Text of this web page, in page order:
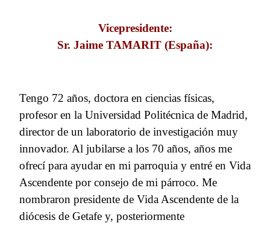
Vicepresidente:
Sr. Jaime TAMARIT (España):
Tengo 72 años, doctora en ciencias físicas,
profesor en la Universidad Politécnica de Madrid,
director de un laboratorio de investigación muy
innovador. Al jubilarse a los 70 años, años me
ofrecí para ayudar en mi parroquia y entré en Vida
Ascendente por consejo de mi párroco. Me
nombraron presidente de Vida Ascendente de la
diócesis de Getafe y, posteriormente